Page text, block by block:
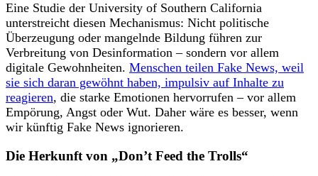
Eine Studie der University of Southern California
unterstreicht diesen Mechanismus: Nicht politische
Überzeugung oder mangelnde Bildung führen zur
Verbreitung von Desinformation – sondern vor allem
digitale Gewohnheiten. Menschen teilen Fake News, weil
sie sich daran gewöhnt haben, impulsiv auf Inhalte zu
reagieren, die starke Emotionen hervorrufen – vor allem
Empörung, Angst oder Wut. Daher wäre es besser, wenn
wir künftig Fake News ignorieren.
Die Herkunft von „Don’t Feed the Trolls“